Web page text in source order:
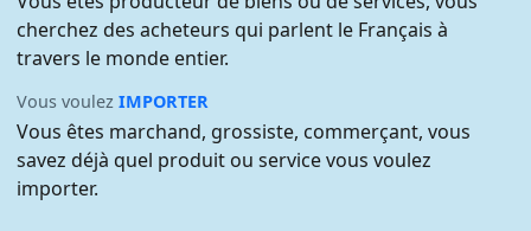
cherchez des acheteurs qui parlent le Français à
travers le monde entier.
Vous voulezIMPORTER
Vous êtes marchand, grossiste, commerçant, vous
savez déjà quel produit ou service vous voulez
importer.